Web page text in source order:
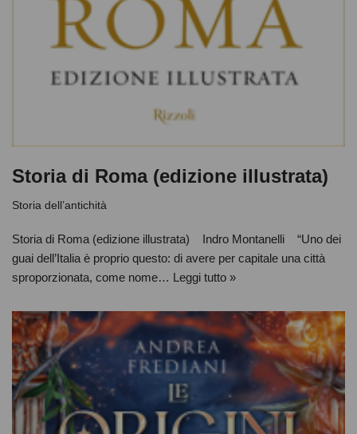
Storia di Roma (edizione illustrata)
Storia dell’antichità
Storia di Roma (edizione illustrata) Indro Montanelli “Uno dei
guai dell’Italia è proprio questo: di avere per capitale una città
sproporzionata, come nome… Leggi tutto »